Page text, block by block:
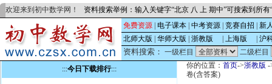
欢迎来到初中数学网！ 资料搜索举例：输入关键字“北京 八 上 期中”可搜索到所
免费资源 电子课本 中考资源 竞赛自招
新
北师大版
华师大版 浙教版 上海版 沪
资料搜索： 一级栏目
二级栏目
:::今日下载排行::: 你的位置： 首页->浙教版 -
卷(含答案)